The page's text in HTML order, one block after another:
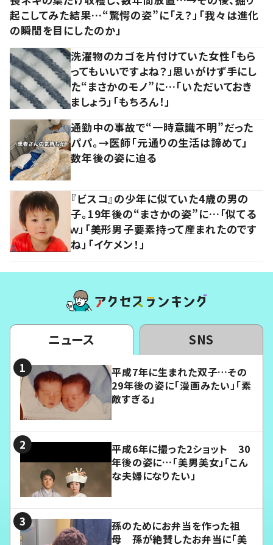
起こしてみた結果…“驚愕の姿”に「え？」「我々は進化
の瞬間を目にしたのか」
洗濯物のカゴを片付けていた女性「もら
ってもいいですよね？」思いがけず手にし
た“まさかのモノ”に…「いただいておき
ましょう」「もちろん！」
通勤中の事故で“一時意識不明”だった
パパ。→医師「元通りの生活は諦めて」
数年後の姿に迫る
『ビスコ』の少年に似ていた4歳の男の
子。19年後の“まさかの姿”に…「似てる
ｗ」「美形男子要素持って産まれたのです
ね」「イケメン！」
ニュース SNS
平成7年に生まれた双子…その
29年後の姿に「漫画みたい」「素
敵すぎる」
平成6年に撮った2ショット 30
年後の姿に…「美男美女」「こん
な夫婦になりたい」
孫のためにお弁当を作った祖
母 孫が絶賛したお弁当に「美